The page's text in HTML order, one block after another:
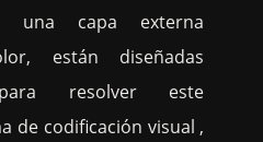
una capa externa
están diseñadas
para resolver este
de codificación visual ,